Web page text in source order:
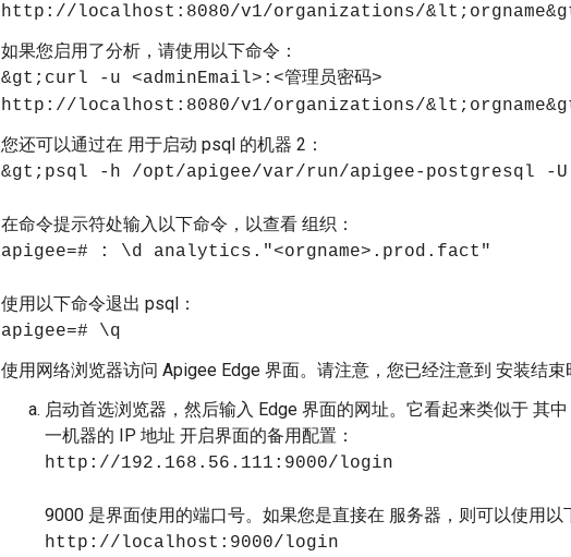
http://localhost:8080/v1/organizations/
如果您启用了分析，请使用以下命令：
&gt;curl -u <adminEmail>:<管理员密码>
http://localhost:8080/v1/organizations/
您还可以通过在 用于启动 psql 的机器 2：
&gt;psql -h /opt/apigee/var/run/apigee-postgresql -U
在命令提示符处输入以下命令，以查看 组织：
apigee=# : \d analytics."<orgname>.prod.fact"
使用以下命令退出 psql：
apigee=# \q
使用网络浏览器访问 Apigee Edge 界面。请注意，您已经注意到 安装结
启动首选浏览器，然后输入 Edge 界面的网址。它看起来类似于 其
一机器的 IP 地址 开启界面的备用配置：
http://192.168.56.111:9000/login
9000 是界面使用的端口号。如果您是直接在 服务器，则可以使用以
http://localhost:9000/login